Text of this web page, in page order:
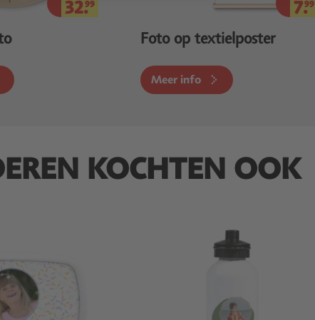
32.99 7.99
Foto op textielposter
Meer info
KOCHTEN OOK